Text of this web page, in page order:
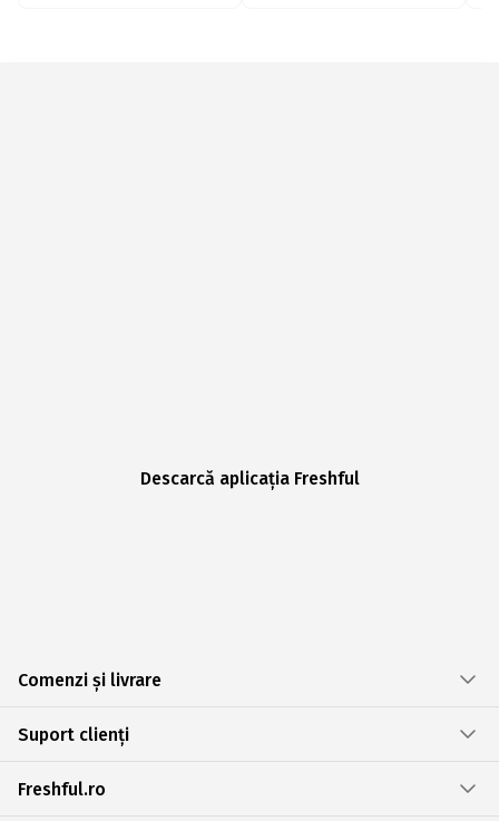
Descarcă aplicația Freshful
Comenzi și livrare
Suport clienți
Freshful.ro